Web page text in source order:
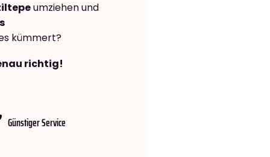
umziehen und
kümmert?
richtig!
Günstiger Service